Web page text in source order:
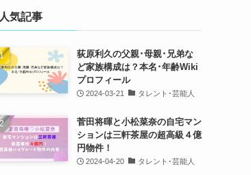
人気記事
荻原利久の父親･母親･兄弟な
ど家族構成は？本名･年齢Wiki
プロフィール
2024-03-21 タレント･芸能人
菅田将暉と小松菜奈の自宅マン
ションは三軒茶屋の超高級４億
円物件！
2024-04-20 タレント･芸能人